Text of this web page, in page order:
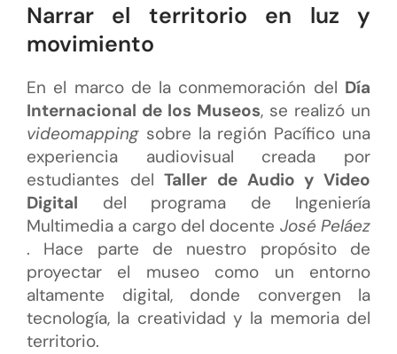
Narrar el territorio en luz y
movimiento
En el marco de la conmemoración del Día
Internacional de los Museos, se realizó un
videomapping sobre la región Pacífico una
experiencia audiovisual creada por
estudiantes delTaller de Audio y Video
Digital del programa de Ingeniería
Multimedia a cargo del docente José Peláez
. Hace parte de nuestro propósito de
proyectar el museo como un entorno
altamente digital, donde convergen la
tecnología, la creatividad y la memoria del
territorio.